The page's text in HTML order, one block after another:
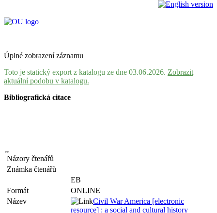
Úplné zobrazení záznamu
Toto je statický export z katalogu ze dne 03.06.2026. Zobrazit
aktuální podobu v katalogu.
Bibliografická citace
Názory čtenářů
Známka čtenářů
EB
Formát
ONLINE
Název
Civil War America [electronic
resource] : a social and cultural history